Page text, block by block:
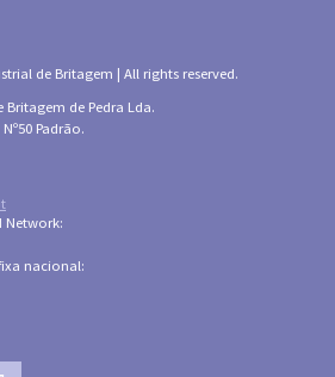
de Britagem | All rights reserved.
de Pedra Lda.
Padrão.
Network:
nacional: